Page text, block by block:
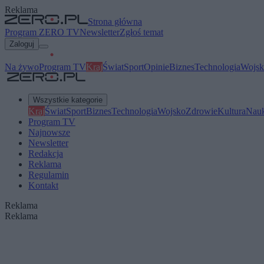
Reklama
Strona główna
Program ZERO TVNewsletterZgłoś temat
Zaloguj
Na żywoProgram TVKrajŚwiatSportOpinieBiznesTechnologia
Wszystkie kategorie
KrajŚwiatSportBiznesTechnologiaWojskoZdrowieKultura
Program TV
Najnowsze
Newsletter
Redakcja
Reklama
Regulamin
Kontakt
Reklama
Reklama